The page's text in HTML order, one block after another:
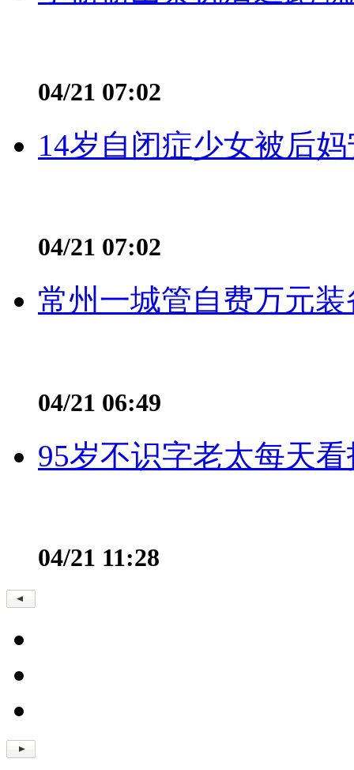
04/21 07:02
14岁自闭症少女被后
04/21 07:02
常州一城管自费万元
04/21 06:49
95岁不识字老太每天
04/21 11:28